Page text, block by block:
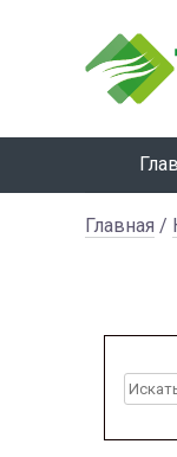
Главная /
Поиск